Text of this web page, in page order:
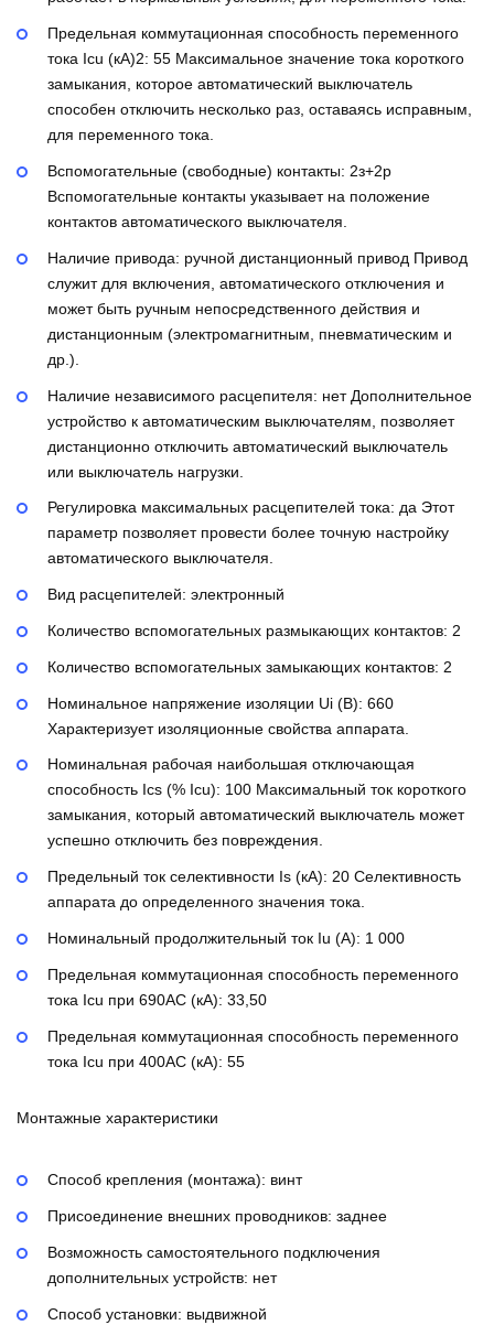
Предельная коммутационная способность переменного
тока Icu (кА)2: 55 Максимальное значение тока короткого
замыкания, которое автоматический выключатель
способен отключить несколько раз, оставаясь исправным,
для переменного тока.
Вспомогательные (свободные) контакты: 2з+2р
Вспомогательные контакты указывает на положение
контактов автоматического выключателя.
Наличие привода: ручной дистанционный привод Привод
служит для включения, автоматического отключения и
может быть ручным непосредственного действия и
дистанционным (электромагнитным, пневматическим и
др.).
Наличие независимого расцепителя: нет Дополнительное
устройство к автоматическим выключателям, позволяет
дистанционно отключить автоматический выключатель
или выключатель нагрузки.
Регулировка максимальных расцепителей тока: да Этот
параметр позволяет провести более точную настройку
автоматического выключателя.
Вид расцепителей: электронный
Количество вспомогательных размыкающих контактов: 2
Количество вспомогательных замыкающих контактов: 2
Номинальное напряжение изоляции Ui (В): 660
Характеризует изоляционные свойства аппарата.
Номинальная рабочая наибольшая отключающая
способность Ics (% Icu): 100 Максимальный ток короткого
замыкания, который автоматический выключатель может
успешно отключить без повреждения.
Предельный ток селективности Is (кА): 20 Селективность
аппарата до определенного значения тока.
Номинальный продолжительный ток Iu (А): 1 000
Предельная коммутационная способность переменного
тока Icu при 690AC (кА): 33,50
Предельная коммутационная способность переменного
тока Icu при 400АС (кА): 55
Монтажные характеристики
Способ крепления (монтажа): винт
Присоединение внешних проводников: заднее
Возможность самостоятельного подключения
дополнительных устройств: нет
Способ установки: выдвижной